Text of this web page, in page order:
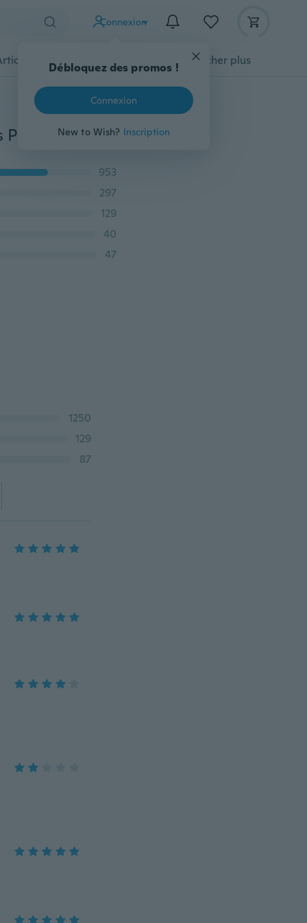
Connexion
Débloquez des promos !
Connexion
New to Wish? Inscription
pour animaux domestiques Afficher plus
Sous-vêtements sains séparés pour hommes Lift Eggs Pouch Caleçon Boxer
953
297
129
40
47
1250
129
87